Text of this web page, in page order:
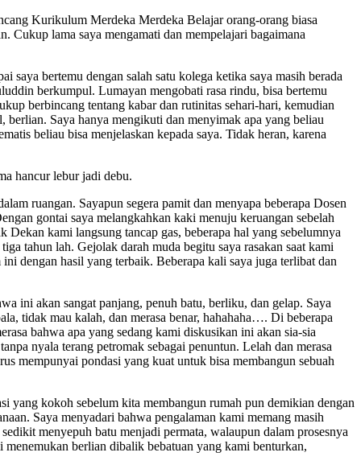
Kurikulum Merdeka Merdeka Belajar orang-orang biasa
Cukup lama saya mengamati dan mempelajari bagaimana
saya bertemu dengan salah satu kolega ketika saya masih berada
berkumpul. Lumayan mengobati rasa rindu, bisa bertemu
berbincang tentang kabar dan rutinitas sehari-hari, kemudian
Saya hanya mengikuti dan menyimak apa yang beliau
beliau bisa menjelaskan kepada saya. Tidak heran, karena
hancur lebur jadi debu.
ruangan. Sayapun segera pamit dan menyapa beberapa Dosen
gontai saya melangkahkan kaki menuju keruangan sebelah
Dekan kami langsung tancap gas, beberapa hal yang sebelumnya
tahun lah. Gejolak darah muda begitu saya rasakan saat kami
dengan hasil yang terbaik. Beberapa kali saya juga terlibat dan
ini akan sangat panjang, penuh batu, berliku, dan gelap. Saya
tidak mau kalah, dan merasa benar, hahahaha…. Di beberapa
bahwa apa yang sedang kami diskusikan ini akan sia-sia
nyala terang petromak sebagai penuntun. Lelah dan merasa
mempunyai pondasi yang kuat untuk bisa membangun sebuah
yang kokoh sebelum kita membangun rumah pun demikian dengan
Saya menyadari bahwa pengalaman kami memang masih
menyepuh batu menjadi permata, walaupun dalam prosesnya
berlian dibalik bebatuan yang kami benturkan,